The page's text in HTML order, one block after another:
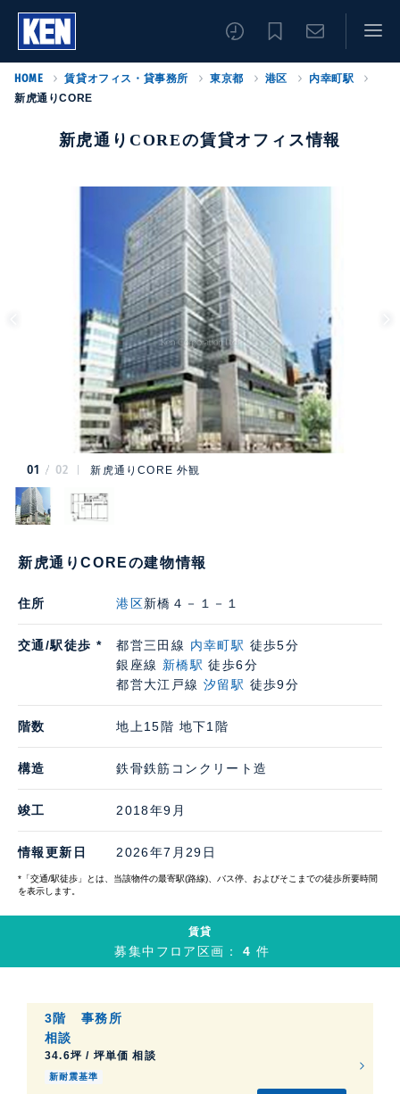
HOME 賃貸オフィス・貸事務所 東京都 港区
内幸町駅
新虎通りCORE
新虎通りCOREの賃貸オフィス情報
01 02 新虎通りCORE 外観
新虎通りCOREの建物情報
住所 港区新橋４－１－１
交通/駅徒歩 * 都営三田線 内幸町駅 徒歩5分
銀座線 新橋駅 徒歩6分
都営大江戸線汐留駅 徒歩9分
階数 地上15階 地下1階
構造 鉄骨鉄筋コンクリート造
竣工 2018年9月
情報更新日 2026年7月29日
*「交通/駅徒歩」とは、当該物件の最寄駅(路線)、バス停、およびそこまでの徒歩所要時間
を表示します。
賃貸
募集中フロア区画：4件
3階 事務所
相談
34.6坪 / 坪単価 相談
新耐震基準